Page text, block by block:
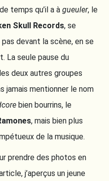
temps qu’il a à gueuler, le
Skull Records, se
devant la scène, en se
La seule pause du
deux autres groupes
jamais mentionner le nom
bien bourrins, le
, mais bien plus
de la musique.
prendre des photos en
j’aperçus un jeune